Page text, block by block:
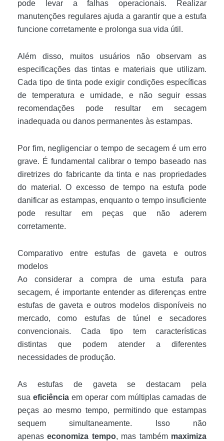
pode levar a falhas operacionais. Realizar
manutenções regulares ajuda a garantir que a estufa
funcione corretamente e prolonga sua vida útil.
Além disso, muitos usuários não observam as
especificações das tintas e materiais que utilizam.
Cada tipo de tinta pode exigir condições específicas
de temperatura e umidade, e não seguir essas
recomendações pode resultar em secagem
inadequada ou danos permanentes às estampas.
Por fim, negligenciar o tempo de secagem é um erro
grave. É fundamental calibrar o tempo baseado nas
diretrizes do fabricante da tinta e nas propriedades
do material. O excesso de tempo na estufa pode
danificar as estampas, enquanto o tempo insuficiente
pode resultar em peças que não aderem
corretamente.
Comparativo entre estufas de gaveta e outros
modelos
Ao considerar a compra de uma estufa para
secagem, é importante entender as diferenças entre
estufas de gaveta e outros modelos disponíveis no
mercado, como estufas de túnel e secadores
convencionais. Cada tipo tem características
distintas que podem atender a diferentes
necessidades de produção.
As estufas de gaveta se destacam pela
sua eficiência em operar com múltiplas camadas de
peças ao mesmo tempo, permitindo que estampas
sequem simultaneamente. Isso não
apenaseconomiza tempo, mas também maximiza